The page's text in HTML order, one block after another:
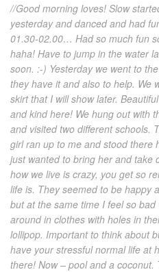
//Good morning loves! Slow
yesterday and danced and had
01.30-02.00… Had so much fun
haha! Have to jump in the water
soon. :-) Yesterday we went to
they have it and also to help. We
skirt that I will show later.
and kind here! We hung out with
and visited two different schools.
girl ran up to me and stood there
just wanted to bring her and take
how we live is crazy, you get so
life is. They seemed to be happy
but at the same time I feel so
around in clothes with holes in
lollipop. Important to think about
have your stressful normal life at
there! Now – pool and a coconut.